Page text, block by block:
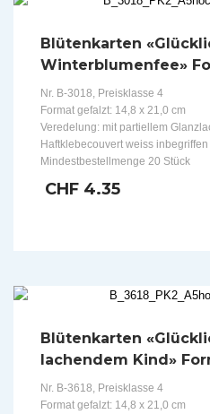
Blütenkarten
Winterblumenfee»
Nr. B-3018, Preisklasse 4
Format gefalzt: 14,8 x 21,0 cm
Veredelung: mit partiellem
Haftklebecouvert weiss inbegriffen
Mindestbestellmenge 20 Stück
CHF 4.35
Blütenkarten
lachendem Kind»
Nr. B-3618, Preisklasse 4
Format gefalzt: 14,8 x 21,0 cm